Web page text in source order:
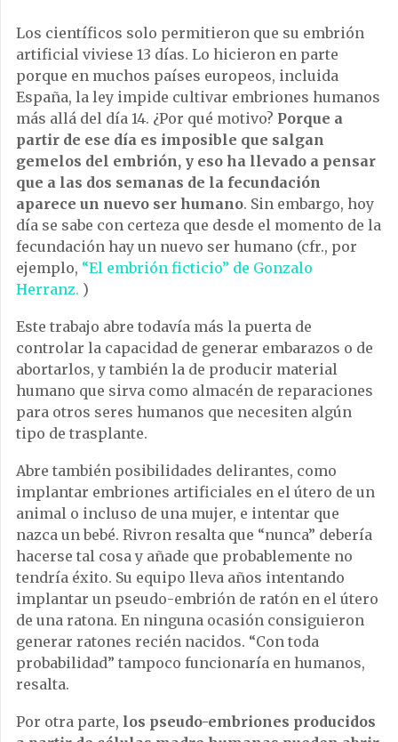
Los científicos solo permitieron que su embrión
artificial viviese 13 días. Lo hicieron en parte
porque en muchos países europeos, incluida
España, la ley impide cultivar embriones humanos
más allá del día 14. ¿Por qué motivo? Porque a
partir de ese día es imposible que salgan
gemelos del embrión, y eso ha llevado a pensar
que a las dos semanas de la fecundación
aparece un nuevo ser humano. Sin embargo, hoy
día se sabe con certeza que desde el momento de la
fecundación hay un nuevo ser humano (cfr., por
ejemplo, “El embrión ficticio” de Gonzalo
Herranz. )
Este trabajo abre todavía más la puerta de
controlar la capacidad de generar embarazos o de
abortarlos, y también la de producir material
humano que sirva como almacén de reparaciones
para otros seres humanos que necesiten algún
tipo de trasplante.
Abre también posibilidades delirantes, como
implantar embriones artificiales en el útero de un
animal o incluso de una mujer, e intentar que
nazca un bebé. Rivron resalta que “nunca” debería
hacerse tal cosa y añade que probablemente no
tendría éxito. Su equipo lleva años intentando
implantar un pseudo-embrión de ratón en el útero
de una ratona. En ninguna ocasión consiguieron
generar ratones recién nacidos. “Con toda
probabilidad” tampoco funcionaría en humanos,
resalta.
Por otra parte, los pseudo-embriones producidos